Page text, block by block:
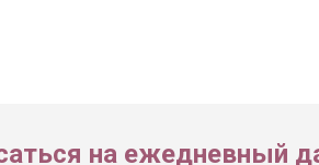
на ежедневный